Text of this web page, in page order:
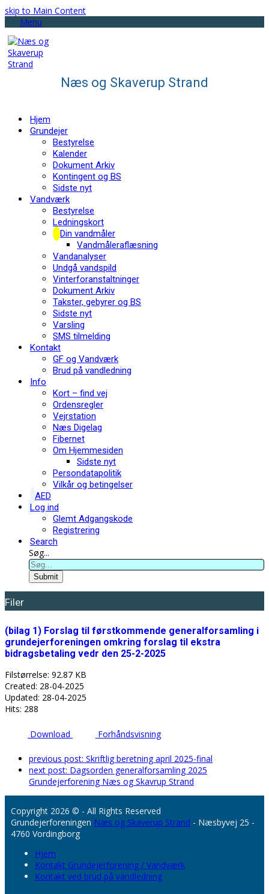
skip to Main Content
Menu
Næs og Skaverup Strand
Hjem
Grundejer
Bestyrelse
Kalender
Dokument Arkiv
Kontingent og BS
Sidste nyt
Vandværk
Bestyrelse
Ledningskort
Din vandmåler
Vandmåleraflæsning
Vandanalyser
Undgå vandspild
Vinterforanstaltninger
Dokument Arkiv
Takster, gebyrer og BS
Sidste nyt
Varsling
SMS tilmelding
Kontakt
GF og Vandværk
Brud på vandledning
Info
Kort – find vej
Ordensregler
Vejrstation
Næs Digelag
Fibernet
Om Hjemmesiden
Sidste nyt
Persondatapolitik
Vilkår og betingelser
AED
Log ind
Glemt Adgangskode
Registrering
Search
Søg...
Submit
Filer
(bilag 1) Forslag til førstkommende generalforsamling i
grundejerforeningen omkring forslag til ekstra
bidragsbetaling vedr den 25-2-2025
Filstørrelse: 92.87 KB
Created: 28-04-2025
Updated: 28-04-2025
Hits: 288
Download Forhåndsvisning
previous post: Skriftlig beretning april 2025-final
next post: Dagsorden generalforsamling 2025
Grundejerforening Næs og Skavrup Strand
Copyright 2026 © - All Rights Reserved
Grundejerforeningen Næs og Skaverup Strand - Næsbyvej 25 -
4760 Vordingborg
Hjem
Kontakt Grundejerforening / Vandværk
Kontakt ved brud på vandledning